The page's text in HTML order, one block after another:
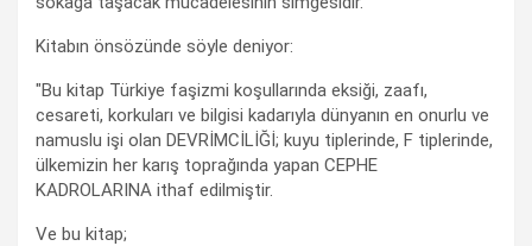
Kitabın önsözünde söyle deniyor:
"Bu kitap Türkiye faşizmi koşullarında eksiği, zaafı,
cesareti, korkuları ve bilgisi kadarıyla dünyanın en onurlu ve
namuslu işi olan DEVRİMCİLİĞİ; kuyu tiplerinde, F tiplerinde,
ülkemizin her karış toprağında yapan CEPHE
KADROLARINA ithaf edilmiştir.
Ve bu kitap;